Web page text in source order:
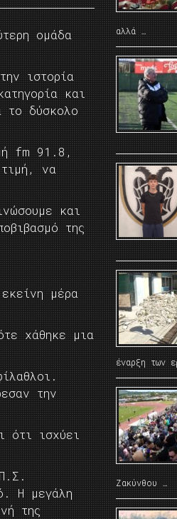
ομάδα
ιστορία
και
το δύσκολο
fm 91.8,
να
και
της
μέρα
χάθηκε μια
την
ότι ισχύει
Η μεγάλη
της
αλλά …
έναρξη των
Ζακύνθου …